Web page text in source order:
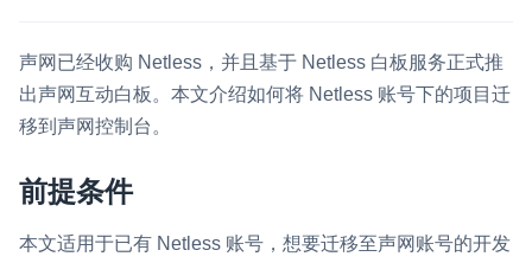
一整套低延时、高并发、可扩展、高可靠的实时消息及状态同步
解决方案
即时通讯 IM
务。
融合 CDN 直播
声网已经收购 Netless，并且基于 Netless 白板服务正式推
出声网互动白板。本文介绍如何将 Netless 账号下的项目迁
移到声网控制台。
前提条件
本文适用于已有 Netless 账号，想要迁移至声网账号的开发